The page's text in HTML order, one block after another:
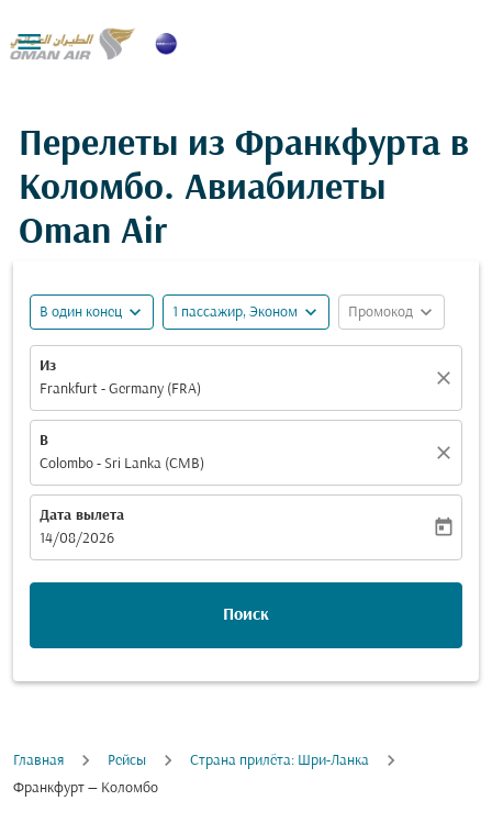

Перелеты из Франкфурта в
Коломбо. Авиабилеты
Oman Air
В один конец expand_more 1 пассажир, Эконом expand_more Промокод expand_more
Из
Frankfurt - Germany (FRA)
close
В
Colombo - Sri Lanka (CMB)
close
Дата вылета
fc-booking-departure-date-aria-label
14/08/2026
today
Поиск
Главная Рейсы
Cтрана прилёта: Шри-Ланка
Франкфурт — Коломбо